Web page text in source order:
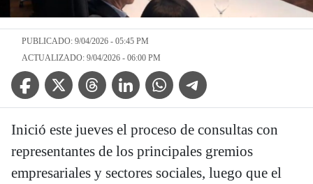
PUBLICADO: 9/04/2026 - 05:45 PM
ACTUALIZADO: 9/04/2026 - 06:00 PM
Facebook IconTwitter IconThreads IconLinkedin IconWhatsApp IconTelegram Icon
Inició este jueves el proceso de consultas con
representantes de los principales gremios
empresariales y sectores sociales, luego que el